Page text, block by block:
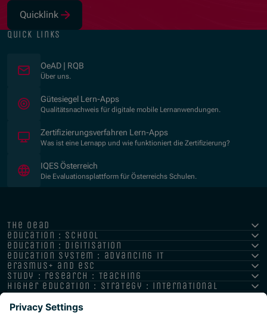
Quicklink
(Opens in new window)
quick links
OeAD | RQB
Über uns.
Gütesiegel Lern-Apps(Opens in new window)
Qualitätsnachweis für digitale mobile Lernanwendungen.
Zertifizierungsverfahren Lern-Apps
Was ist eine Lernapp und wie funktioniert die Zertifizierung?
IQES Österreich
Die Evaluationsplattform für Österreichs Schulen.
the oead
education : school
education : digitisation
education system : advancing it
erasmus+ and esc
study : research : teaching
higher education : strategy : international